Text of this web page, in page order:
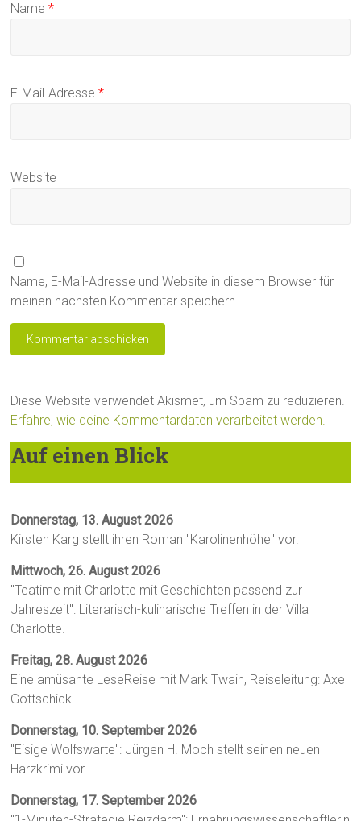
Name*
E-Mail-Adresse*
Website
Name, E-Mail-Adresse und Website in diesem Browser für
meinen nächsten Kommentar speichern.
Diese Website verwendet Akismet, um Spam zu reduzieren.
Erfahre, wie deine Kommentardaten verarbeitet werden.
Auf einen Blick
Donnerstag, 13. August 2026
Kirsten Karg stellt ihren Roman "Karolinenhöhe" vor.
Mittwoch, 26. August 2026
"Teatime mit Charlotte mit Geschichten passend zur
Jahreszeit": Literarisch-kulinarische Treffen in der Villa
Charlotte.
Freitag, 28. August 2026
Eine amüsante LeseReise mit Mark Twain, Reiseleitung: Axel
Gottschick.
Donnerstag, 10. September 2026
"Eisige Wolfswarte": Jürgen H. Moch stellt seinen neuen
Harzkrimi vor.
Donnerstag, 17. September 2026